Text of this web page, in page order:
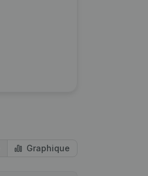
Graphique